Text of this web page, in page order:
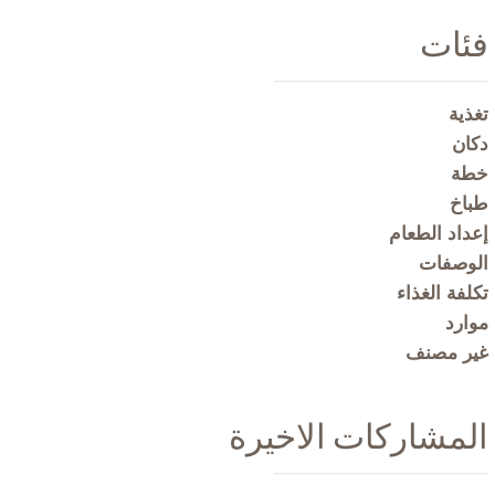
فئات
تغذية
دكان
خطة
طباخ
إعداد الطعام
الوصفات
تكلفة الغذاء
موارد
غير مصنف
المشاركات الاخيرة